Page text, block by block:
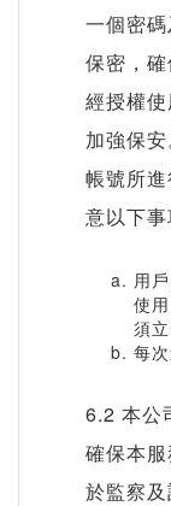
一個密
保密，
經授權
加強保
帳號所
意以下事
用
使
須
每
6.2 本公
確保本
於監察